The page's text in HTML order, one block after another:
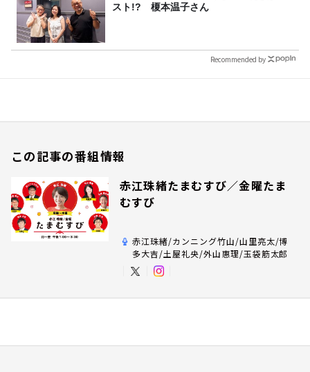
スト!? 榎本温子さん
Recommended by
この記事の番組情報
赤江珠緒たまむすび／金曜たま
むすび
赤江珠緒/カンニング竹山/山里亮太/博
多大吉/土屋礼央/外山惠理/玉袋筋太郎